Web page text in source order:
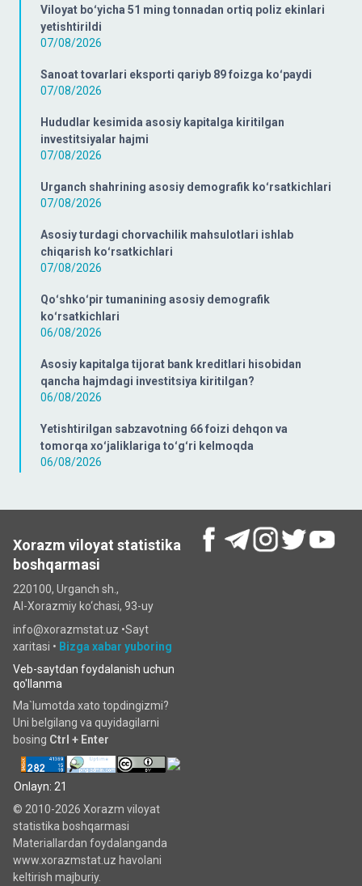
Viloyat boʻyicha 51 ming tonnadan ortiq poliz ekinlari
yetishtirildi
07/08/2026
Sanoat tovarlari eksporti qariyb 89 foizga koʻpaydi
07/08/2026
Hududlar kesimida asosiy kapitalga kiritilgan
investitsiyalar hajmi
07/08/2026
Urganch shahrining asosiy demografik koʻrsatkichlari
07/08/2026
Asosiy turdagi chorvachilik mahsulotlari ishlab
chiqarish koʻrsatkichlari
07/08/2026
Qoʻshkoʻpir tumanining asosiy demografik
koʻrsatkichlari
06/08/2026
Asosiy kapitalga tijorat bank kreditlari hisobidan
qancha hajmdagi investitsiya kiritilgan?
06/08/2026
Yetishtirilgan sabzavotning 66 foizi dehqon va
tomorqa xoʻjaliklariga toʻgʻri kelmoqda
06/08/2026
Xorazm viloyat statistika
boshqarmasi
220100, Urganch sh.,
Al-Xorazmiy ko‘chаsi, 93-uy
info@xorazmstat.uz •Sayt
xaritasi • Bizga xabar yuboring
Veb-saytdan foydalanish uchun
qo'llanma
Ma`lumotda xato topdingizmi?
Uni belgilang va quyidagilarni
bosing Ctrl + Enter
Onlayn: 21
© 2010-2026 Xorazm viloyat
statistika boshqarmasi
Materiallardan foydalanganda
www.xorazmstat.uz havolani
keltirish majburiy.